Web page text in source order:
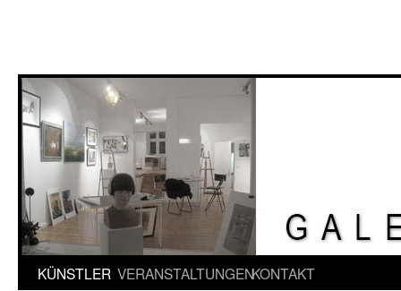
Springe
KÜNSTLER VERANSTALTUNGENKONTAKT